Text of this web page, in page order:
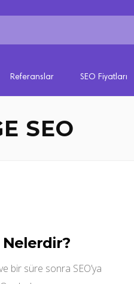
Referanslar SEO Fiyatları
SEO
bir süre sonra SEO’ya